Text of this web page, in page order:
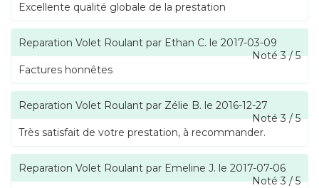
Excellente qualité globale de la prestation
Reparation Volet Roulant par Ethan C. le 2017-03-09
Noté3/5
Factures honnêtes
Reparation Volet Roulant par Zélie B. le 2016-12-27
Noté3/5
Très satisfait de votre prestation, à recommander.
Reparation Volet Roulant par Emeline J. le 2017-07-06
Noté3/5